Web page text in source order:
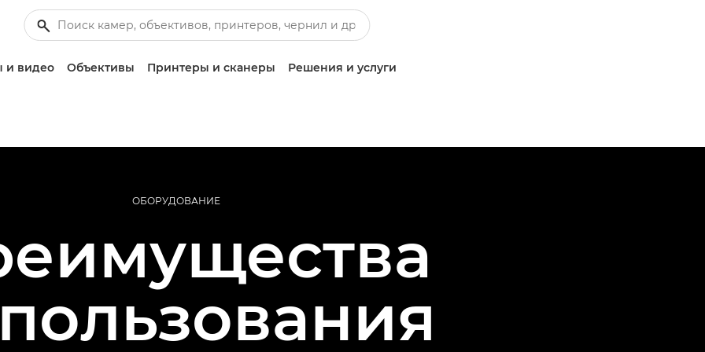
и видео Объективы Принтеры и сканеры Решения и услуги
ОБОРУДОВАНИЕ